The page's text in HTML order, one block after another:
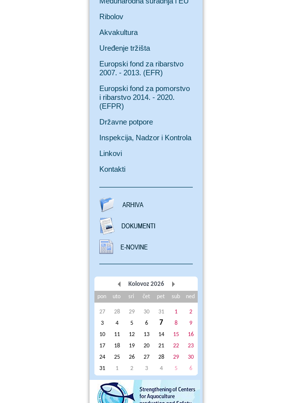
Ribolov
Akvakultura
Uređenje tržišta
Europski fond za ribarstvo
2007. - 2013. (EFR)
Europski fond za pomorstvo
i ribarstvo 2014. - 2020.
(EFPR)
Državne potpore
Inspekcija, Nadzor i Kontrola
Linkovi
Kontakti
Kolovoz 2026
pon uto sri čet pet sub ned
27 28 29 30 31 1
2
3
4 5 6 7 8
9
10
11 12 13 14 15
16
17
18 19 20 21 22
23
24
25 26 27 28 29
30
31
1 2 3 4 5 6